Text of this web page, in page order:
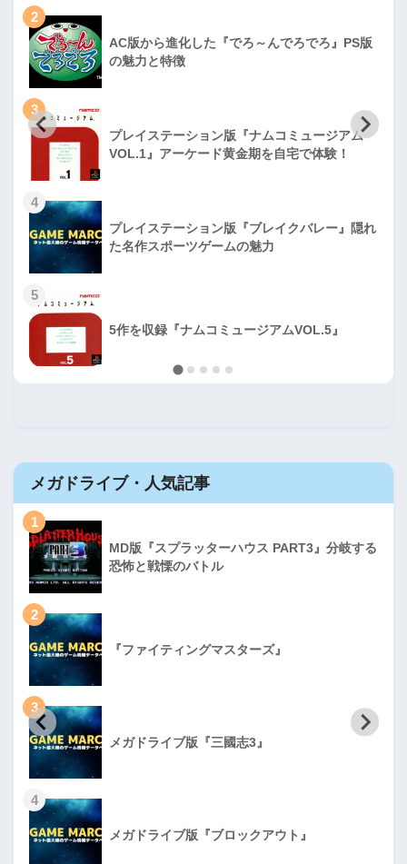
2
AC版から進化した『でろ～んでろでろ』PS版
の魅力と特徴
3
プレイステーション版『ナムコミュージアム
VOL.1』アーケード黄金期を自宅で体験！
4
プレイステーション版『ブレイクバレー』隠れ
た名作スポーツゲームの魅力
5
5作を収録『ナムコミュージアムVOL.5』
メガドライブ・人気記事
1
MD版『スプラッターハウス PART3』分岐する
恐怖と戦慄のバトル
2
『ファイティングマスターズ』
3
メガドライブ版『三國志3』
4
メガドライブ版『ブロックアウト』